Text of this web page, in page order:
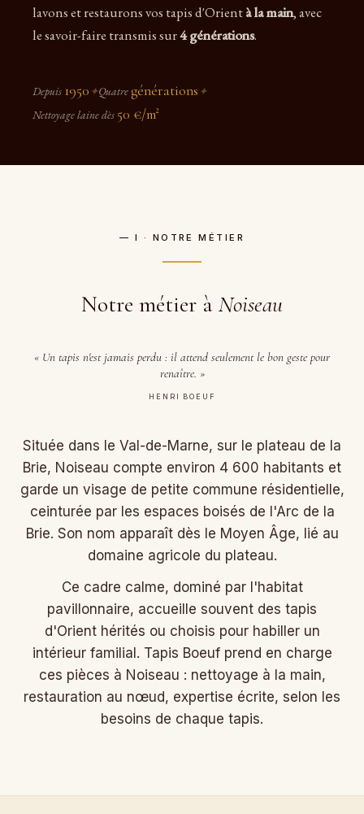
lavons et restaurons vos tapis d'Orientà la main, avec
le savoir-faire transmis sur4 générations.
Depuis 1950 ✦Quatre générations ✦
Nettoyage laine dès 50 €/m²
— I · NOTRE MÉTIER
Notre métier à Noiseau
« Un tapis n'est jamais perdu : il attend seulement le bon geste pour
renaître. »
HENRI BOEUF
Située dans le Val-de-Marne, sur le plateau de la
Brie, Noiseau compte environ 4 600 habitants et
garde un visage de petite commune résidentielle,
ceinturée par les espaces boisés de l'Arc de la
Brie. Son nom apparaît dès le Moyen Âge, lié au
domaine agricole du plateau.
Ce cadre calme, dominé par l'habitat
pavillonnaire, accueille souvent des tapis
d'Orient hérités ou choisis pour habiller un
intérieur familial. Tapis Boeuf prend en charge
ces pièces à Noiseau : nettoyage à la main,
restauration au nœud, expertise écrite, selon les
besoins de chaque tapis.